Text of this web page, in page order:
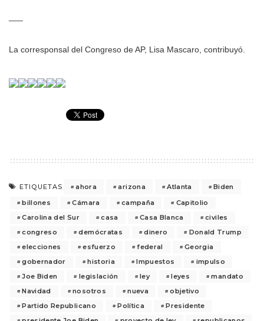
La corresponsal del Congreso de AP, Lisa Mascaro, contribuyó.
ETIQUETAS ahora arizona Atlanta
Biden
billones
Cámara campaña
Capitolio
Carolina del Sur
casa Casa Blanca
civiles
congreso
demócratas dinero
Donald Trump
elecciones
esfuerzo federal
Georgia
gobernador
historia Impuestos
impulso
Joe Biden
legislación ley leyes
mandato
Navidad
nosotros nueva
objetivo
Partido Republicano
Política
Presidente